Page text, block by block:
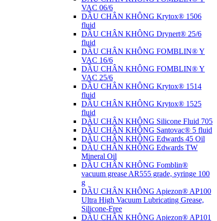
VAC 06/6
DẦU CHÂN KHÔNG Krytox® 1506
fluid
DẦU CHÂN KHÔNG Drynert® 25/6
fluid
DẦU CHÂN KHÔNG FOMBLIN® Y
VAC 16/6
DẦU CHÂN KHÔNG FOMBLIN® Y
VAC 25/6
DẦU CHÂN KHÔNG Krytox® 1514
fluid
DẦU CHÂN KHÔNG Krytox® 1525
fluid
DẦU CHÂN KHÔNG Silicone Fluid 705
DẦU CHÂN KHÔNG Santovac® 5 fluid
DẦU CHÂN KHÔNG Edwards 45 Oil
DẦU CHÂN KHÔNG Edwards TW
Mineral Oil
DẦU CHÂN KHÔNG Fomblin®
vacuum grease AR555 grade, syringe 100
g
DẦU CHÂN KHÔNG Apiezon® AP100
Ultra High Vacuum Lubricating Grease,
Silicone-Free
DẦU CHÂN KHÔNG Apiezon® AP101